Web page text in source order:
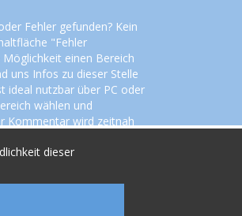
Fehler gefunden? Kein
"Fehler
einen Bereich
uns Infos zu dieser Stelle
ideal nutzbar über PC oder
wählen und
Kommentar wird zeitnah
dieser